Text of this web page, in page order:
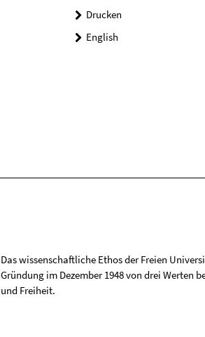
Drucken
English
Das wissenschaftliche Ethos der Freien
Gründung im Dezember 1948 von drei Werten
und Freiheit.